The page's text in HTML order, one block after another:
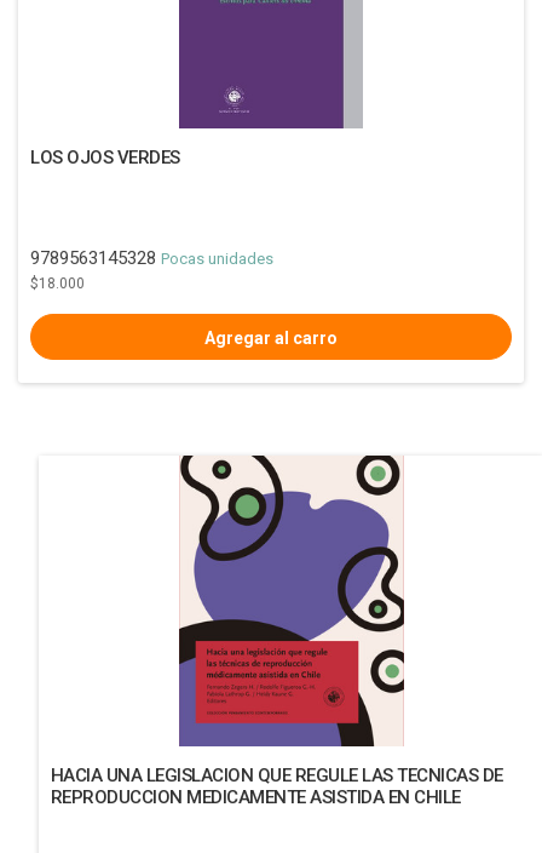
LOS OJOS VERDES
9789563145328 Pocas unidades
$18.000
HACIA UNA LEGISLACION QUE REGULE LAS TECNICAS DE
REPRODUCCION MEDICAMENTE ASISTIDA EN CHILE